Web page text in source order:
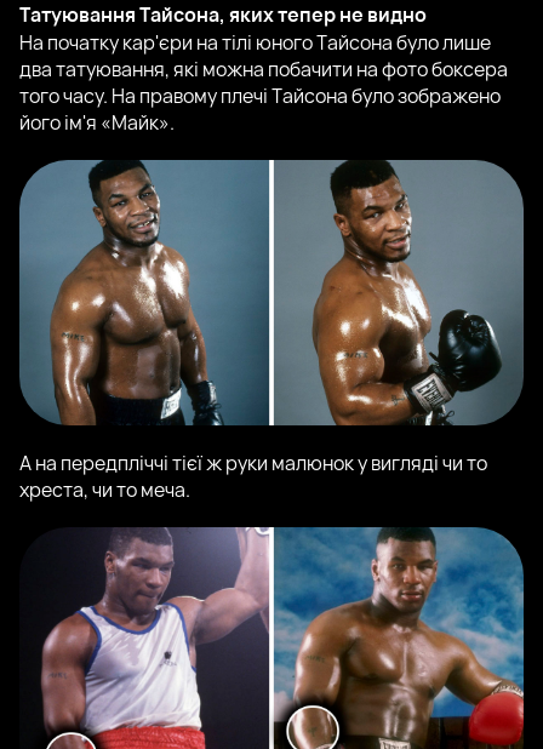
Татуювання Тайсона, яких тепер не видно
На початку кар'єри на тілі юного Тайсона було лише
два татуювання, які можна побачити на фото боксера
того часу. На правому плечі Тайсона було зображено
його ім'я «Майк».
А на передпліччі тієї ж руки малюнок у вигляді чи то
хреста, чи то меча.